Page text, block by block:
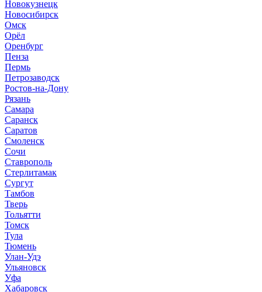
Новокузнецк
Новосибирск
Омск
Орёл
Оренбург
Пенза
Пермь
Петрозаводск
Ростов-на-Дону
Рязань
Самара
Саранск
Саратов
Смоленск
Сочи
Ставрополь
Стерлитамак
Сургут
Тамбов
Тверь
Тольятти
Томск
Тула
Тюмень
Улан-Удэ
Ульяновск
Уфа
Хабаровск